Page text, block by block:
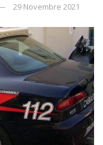
29 Novembre 2021